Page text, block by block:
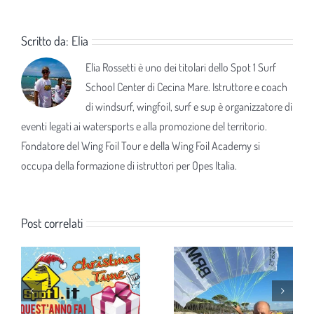
Scritto da: Elia
Elia Rossetti è uno dei titolari dello Spot 1 Surf
School Center di Cecina Mare. Istruttore e coach
di windsurf, wingfoil, surf e sup è organizzatore di
eventi legati ai watersports e alla promozione del territorio.
Fondatore del Wing Foil Tour e della Wing Foil Academy si
occupa della formazione di istruttori per Opes Italia.
Post correlati